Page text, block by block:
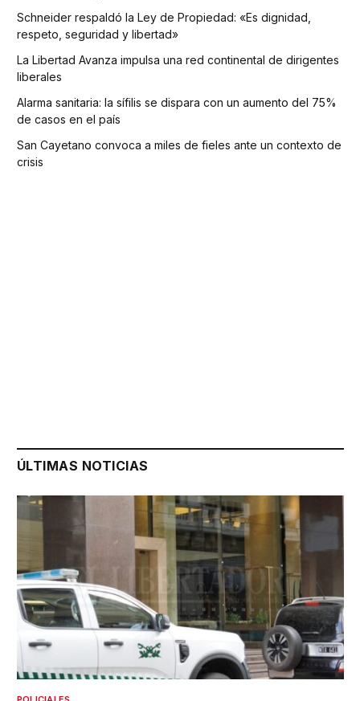
Schneider respaldó la Ley de Propiedad: «Es dignidad,
respeto, seguridad y libertad»
La Libertad Avanza impulsa una red continental de dirigentes
liberales
Alarma sanitaria: la sífilis se dispara con un aumento del 75%
de casos en el país
San Cayetano convoca a miles de fieles ante un contexto de
crisis
ÚLTIMAS NOTICIAS